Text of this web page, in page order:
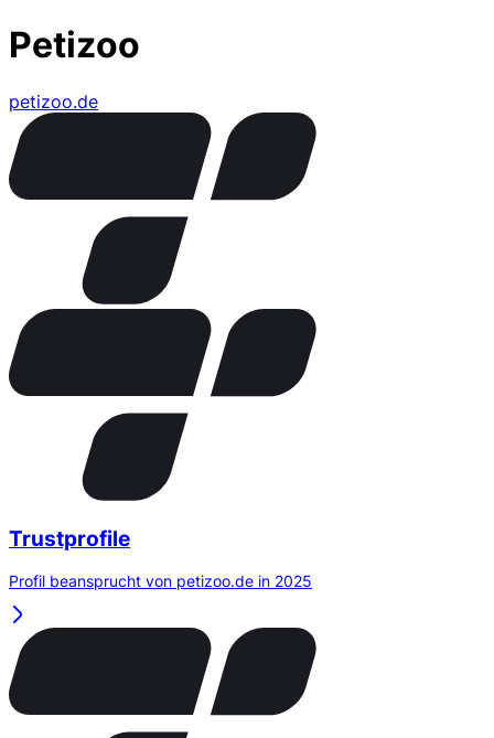
Petizoo
petizoo.de
Trustprofile
Profil beansprucht von petizoo.de in 2025